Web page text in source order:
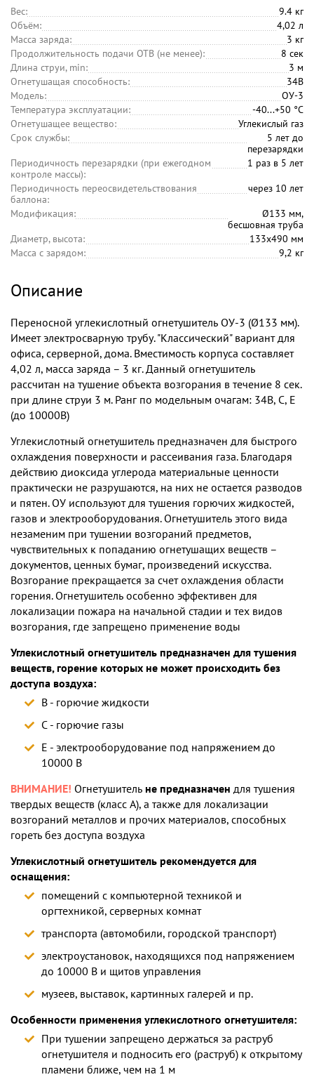
Вес:
9.4 кг
Объём:
4,02 л
Масса заряда:
3 кг
Продолжительность подачи ОТВ (не менее):
8 сек
Длина струи, min:
3 м
Огнетушащая способность:
34В
Модель:
ОУ-3
Температура эксплуатации:
-40...+50 °C
Огнетушащее вещество:
Углекислый газ
Срок службы:
5 лет до
перезарядки
Периодичность перезарядки (при ежегодном
контроле массы):
1 раз в 5 лет
Периодичность переосвидетельствования
баллона:
через 10 лет
Модификация:
Ø133 мм,
бесшовная труба
Диаметр, высота:
133х490 мм
Масса с зарядом:
9,2 кг
Описание
Переносной углекислотный огнетушитель ОУ-3 (Ø133 мм).
Имеет электросварную трубу. "Классический" вариант для
офиса, серверной, дома. Вместимость корпуса составляет
4,02 л, масса заряда – 3 кг. Данный огнетушитель
рассчитан на тушение объекта возгорания в течение 8 сек.
при длине струи 3 м. Ранг по модельным очагам: 34В, С, Е
(до 10000В)
Углекислотный огнетушитель предназначен для быстрого
охлаждения поверхности и рассеивания газа. Благодаря
действию диоксида углерода материальные ценности
практически не разрушаются, на них не остается разводов
и пятен. ОУ используют для тушения горючих жидкостей,
газов и электрооборудования. Огнетушитель этого вида
незаменим при тушении возгораний предметов,
чувствительных к попаданию огнетушащих веществ –
документов, ценных бумаг, произведений искусства.
Возгорание прекращается за счет охлаждения области
горения. Огнетушитель особенно эффективен для
локализации пожара на начальной стадии и тех видов
возгорания, где запрещено применение воды
Углекислотный огнетушитель предназначен для тушения
веществ, горение которых не может происходить без
доступа воздуха:
В - горючие жидкости
С - горючие газы
Е - электрооборудование под напряжением до
10000 В
ВНИМАНИЕ! Огнетушитель не предназначен для тушения
твердых веществ (класс А), а также для локализации
возгораний металлов и прочих материалов, способных
гореть без доступа воздуха
Углекислотный огнетушитель рекомендуется для
оснащения:
помещений с компьютерной техникой и
оргтехникой, серверных комнат
транспорта (автомобили, городской транспорт)
электроустановок, находящихся под напряжением
до 10000 В и щитов управления
музеев, выставок, картинных галерей и пр.
Особенности применения углекислотного огнетушителя:
При тушении запрещено держаться за раструб
огнетушителя и подносить его (раструб) к открытому
пламени ближе, чем на 1 м